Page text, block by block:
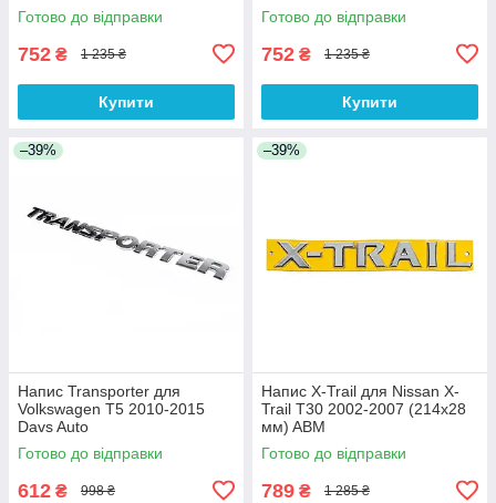
Готово до відправки
752 ₴ 1 235 ₴
Купити
Готово до відправки
752 ₴ 1 235 ₴
Купити
–39%
Напис Transporter для
Volkswagen T5 2010-2015
Davs Auto
Готово до відправки
612 ₴ 998 ₴
–39%
Напис X-Trail для Nissan X-
Trail T30 2002-2007 (214х28
мм) ABM
Готово до відправки
789 ₴ 1 285 ₴